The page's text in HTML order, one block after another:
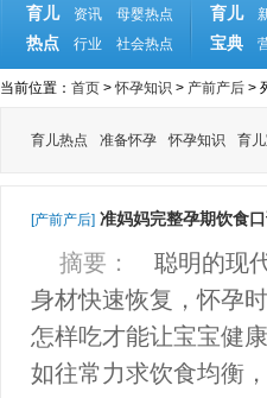
育儿
热点
资讯
母婴热点
行业
社会热点
育儿
宝典
当前位置： 首页 >怀孕知识 > 产前产后 >
育儿热点 准备怀孕 怀孕知识 育
[产前产后] 准妈妈完整孕期饮食
摘要：
聪明的现
身材快速恢复，怀孕
怎样吃才能让宝宝健
如往常力求饮食均衡